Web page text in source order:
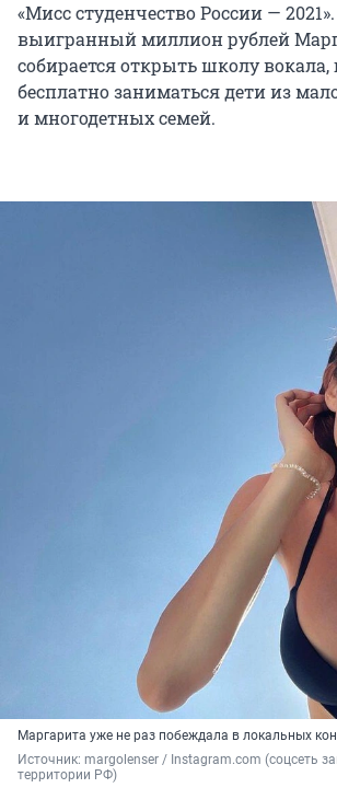
«Мисс студенчество России —
выигранный миллион рублей
собирается открыть школу вокала,
бесплатно заниматься дети из
и многодетных семей.
Маргарита уже не раз побеждала в локальных
Источник: margolenser / Instagram.com (соцсеть
территории РФ)